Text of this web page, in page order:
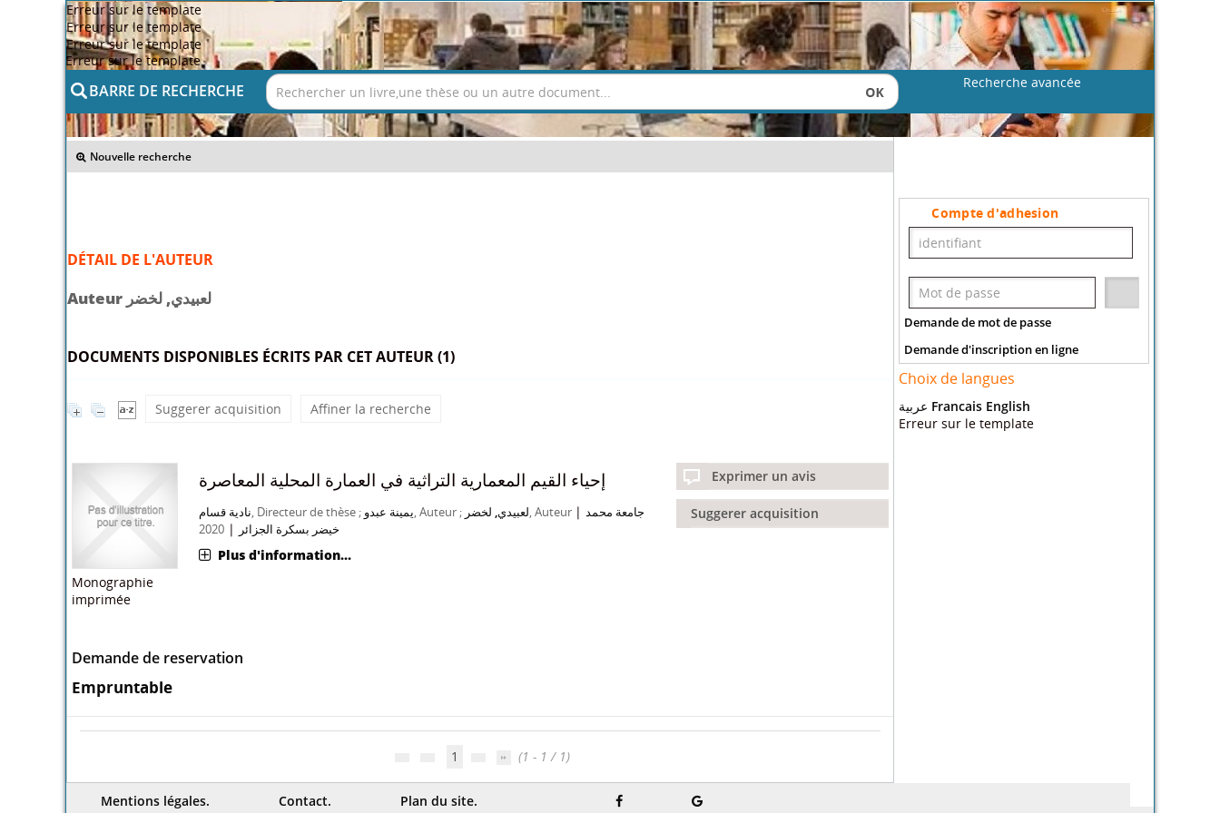
Erreur sur le template
Erreur sur le template
Erreur sur le template
Erreur sur le template
BARRE DE RECHERCHE Recherche avancée
>> Retour
Nouvelle recherche
DÉTAIL DE L'AUTEUR
Auteur لعبيدي, لخضر
DOCUMENTS DISPONIBLES ÉCRITS PAR CET AUTEUR (1)
Suggerer acquisition Affiner la recherche
Monographie
imprimée
إحياء القيم المعمارية التراثية في العمارة المحلية المعاصرة
نادية قسام, Directeur de thèse ; يمينة عبدو, Auteur ; لعبيدي, لخضر, Auteur | جامعة محمد
خيضر بسكرة الجزائر
|
2020
Plus d'information...
Exprimer un avis
Suggerer acquisition
Demande de reservation
Empruntable
1 (1 - 1 / 1)
Compte d'adhesion
Demande de mot de passe
Demande d'inscription en ligne
Choix de langues
عربية Francais English
Erreur sur le template
Mentions légales. Contact. Plan du site.